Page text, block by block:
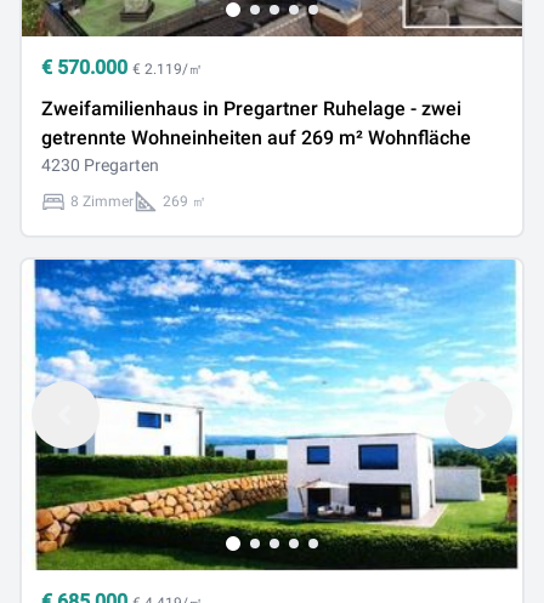
€ 570.000 € 2.119/㎡
Zweifamilienhaus in Pregartner Ruhelage - zwei
getrennte Wohneinheiten auf 269 m² Wohnfläche
4230 Pregarten
8 Zimmer 269 ㎡